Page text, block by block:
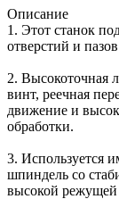
Описание
1. Этот станок
отверстий и
2. Высокоточная
винт, реечная
движение и
обработки.
3. Используется
шпиндель со
высокой режущей